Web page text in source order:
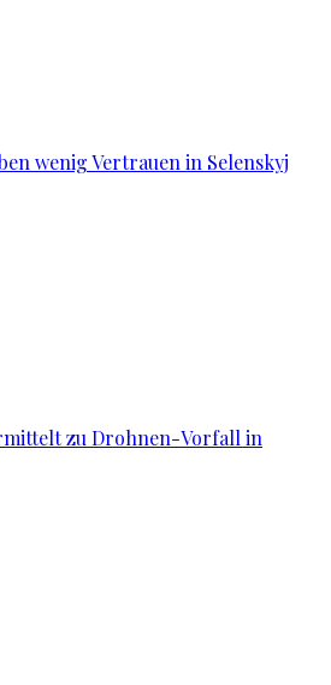
wenig Vertrauen in Selenskyj
zu Drohnen-Vorfall in